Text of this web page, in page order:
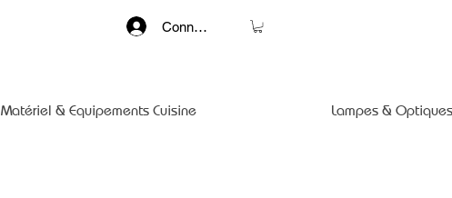
Connexion
Matériel & Equipements Cuisine Lampes &